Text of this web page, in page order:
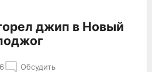
джип в Новый
6 Обсудить